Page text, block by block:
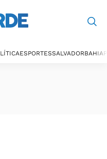
ESPORTESSALVADORBAHIA